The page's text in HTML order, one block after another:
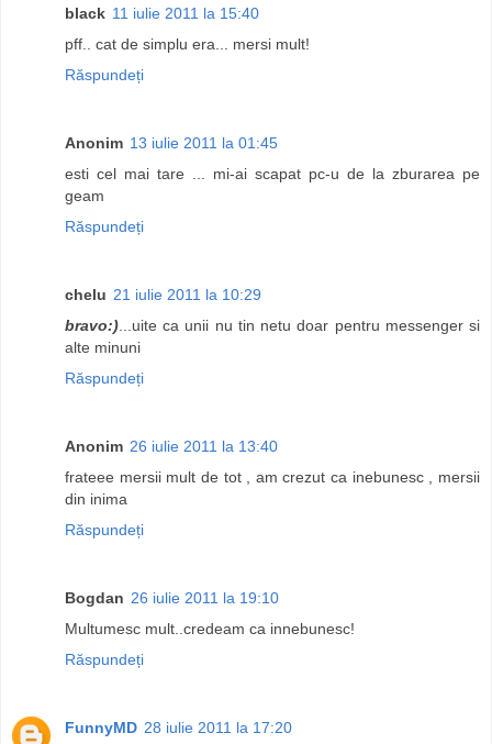
black 11 iulie 2011 la 15:40
pff.. cat de simplu era... mersi mult!
Răspundeți
Anonim 13 iulie 2011 la 01:45
esti cel mai tare ... mi-ai scapat pc-u de la zburarea pe
geam
Răspundeți
chelu 21 iulie 2011 la 10:29
bravo:)...uite ca unii nu tin netu doar pentru messenger si
alte minuni
Răspundeți
Anonim 26 iulie 2011 la 13:40
frateee mersii mult de tot , am crezut ca inebunesc , mersii
din inima
Răspundeți
Bogdan 26 iulie 2011 la 19:10
Multumesc mult..credeam ca innebunesc!
Răspundeți
FunnyMD 28 iulie 2011 la 17:20